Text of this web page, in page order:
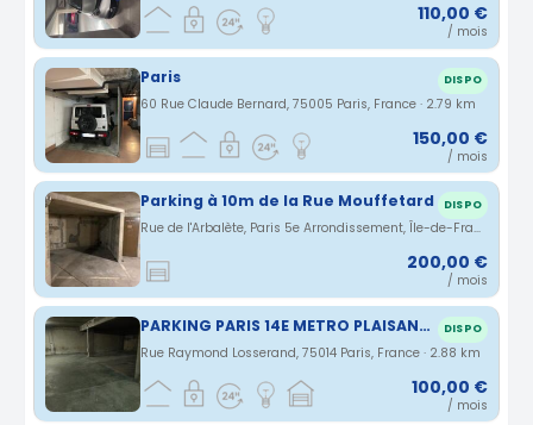
110,00 €
/ mois
Paris DISPO
60 Rue Claude Bernard, 75005 Paris, France · 2.79 km
150,00 €
/ mois
Parking à 10m de la Rue Mouffetard DISPO
Rue de l'Arbalète, Paris 5e Arrondissement, Île-de-France, France · 2.83 km
200,00 €
/ mois
PARKING PARIS 14E METRO PLAISANCE DISPO
Rue Raymond Losserand, 75014 Paris, France · 2.88 km
100,00 €
/ mois